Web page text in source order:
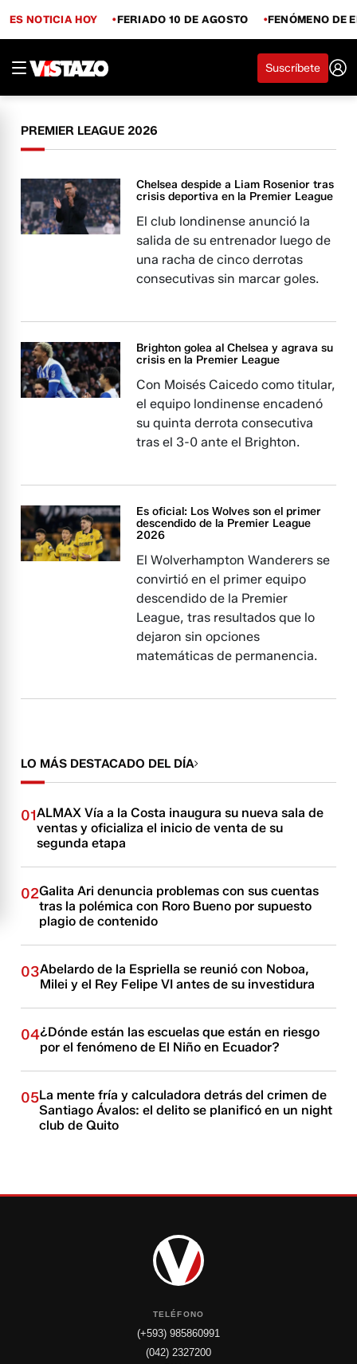
ES NOTICIA HOY FERIADO 10 DE AGOSTO FENÓMENO DE
Suscríbete
PREMIER LEAGUE 2026
Chelsea despide a Liam Rosenior tras
crisis deportiva en la Premier League
El club londinense anunció la
salida de su entrenador luego de
una racha de cinco derrotas
consecutivas sin marcar goles.
Brighton golea al Chelsea y agrava su
crisis en la Premier League
Con Moisés Caicedo como titular,
el equipo londinense encadenó
su quinta derrota consecutiva
tras el 3-0 ante el Brighton.
Es oficial: Los Wolves son el primer
descendido de la Premier League
2026
El Wolverhampton Wanderers se
convirtió en el primer equipo
descendido de la Premier
League, tras resultados que lo
dejaron sin opciones
matemáticas de permanencia.
LO MÁS DESTACADO DEL DÍA
01ALMAX Vía a la Costa inaugura su nueva sala de
ventas y oficializa el inicio de venta de su
segunda etapa
02Galita Ari denuncia problemas con sus cuentas
tras la polémica con Roro Bueno por supuesto
plagio de contenido
03Abelardo de la Espriella se reunió con Noboa,
Milei y el Rey Felipe VI antes de su investidura
04¿Dónde están las escuelas que están en riesgo
por el fenómeno de El Niño en Ecuador?
05La mente fría y calculadora detrás del crimen de
Santiago Ávalos: el delito se planificó en un night
club de Quito
TELÉFONO
(+593) 985860991
(042) 2327200